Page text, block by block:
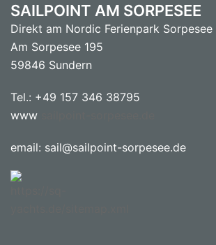
SAILPOINT AM SORPESEE
Direkt am Nordic Ferienpark Sorpesee
Am Sorpesee 195
59846 Sundern
Tel.: +49 157 346 38795
www
email: sail@sailpoint-sorpesee.de